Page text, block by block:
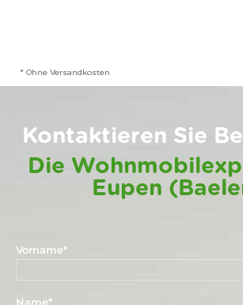
* Ohne Versandkosten
Kontaktieren Sie
Die
Eupen
Vorname*
Name*